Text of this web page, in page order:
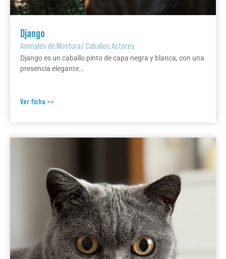
Django
Animales de Montura/Caballos Actores
Django es un caballo pinto de capa negra y blanca, con una
presencia elegante...
Ver ficha >>